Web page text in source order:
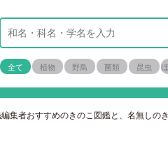
全て 植物 野鳥 菌類 昆虫
集者おすすめのきのこ図鑑と、名無しの